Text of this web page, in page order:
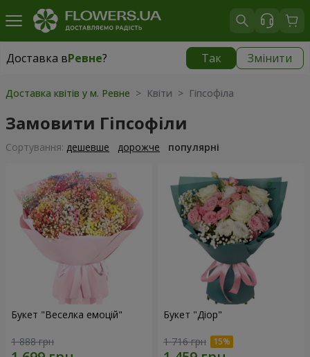
Доставка вРевне? Так Змінити
Доставка вРевне
Доставка квітів у м. Ревне > Квіти > Гіпсофіла
Замовити Гіпсофіли
Сортування: дешевше дорожче популярні
Букет "Веселка емоцій"
1 888 грн
Букет "Діор"
1 716 грн